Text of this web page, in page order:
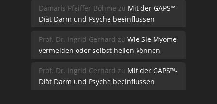
Damaris Pfeiffer-Böhme zu Mit der GAPS™-
Diät Darm und Psyche beeinflussen
Prof. Dr. Ingrid Gerhard zu Wie Sie Myome
vermeiden oder selbst heilen können
Prof. Dr. Ingrid Gerhard zu Mit der GAPS™-
Diät Darm und Psyche beeinflussen